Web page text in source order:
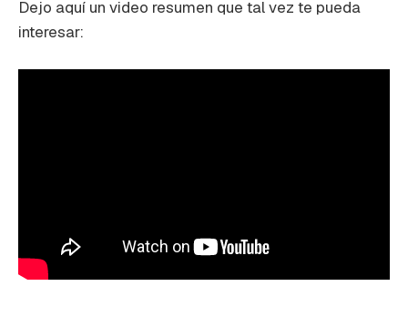
Dejo aquí un video resumen que tal vez te pueda
interesar: